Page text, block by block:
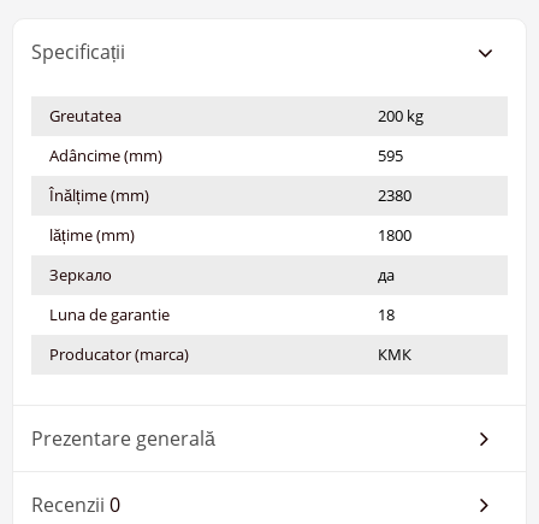
Specificații
Greutatea
200 kg
Adâncime (mm)
595
Înălțime (mm)
2380
lățime (mm)
1800
Зеркало
да
Luna de garantie
18
Producator (marca)
КМК
Prezentare generală
Recenzii 0